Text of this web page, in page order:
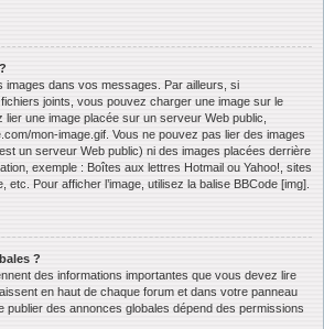
images dans vos messages. Par ailleurs, si
joints, vous pouvez charger une image sur le
une image placée sur un serveur Web public,
mon-image.gif. Vous ne pouvez pas lier des images
un serveur Web public) ni des images placées derrière
exemple : Boîtes aux lettres Hotmail ou Yahoo!, sites
Pour afficher l’image, utilisez la balise BBCode [img].
?
des informations importantes que vous devez lire
en haut de chaque forum et dans votre panneau
publier des annonces globales dépend des permissions